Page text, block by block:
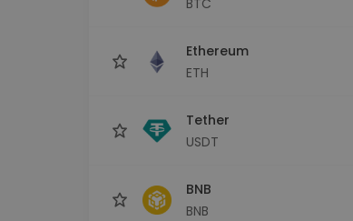
Ethereum
ETH
Tether
USDT
BNB
BNB